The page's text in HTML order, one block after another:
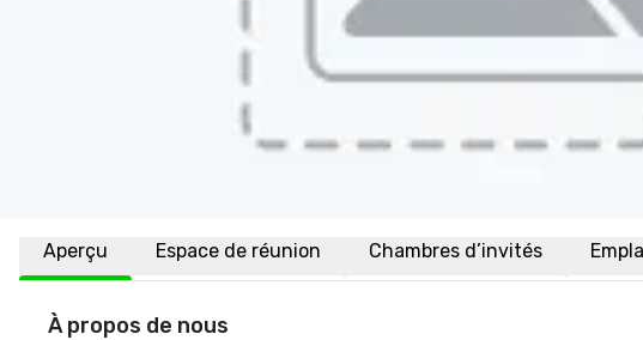
Aperçu Espace de réunion Chambres d’invités
À propos de nous